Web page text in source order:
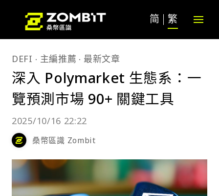
简 繁
DEFI 主編推薦 最新文章
深入 Polymarket 生態系：一
覽預測市場 90+ 關鍵工具
2025/10/16 22:22
桑幣區識 Zombit